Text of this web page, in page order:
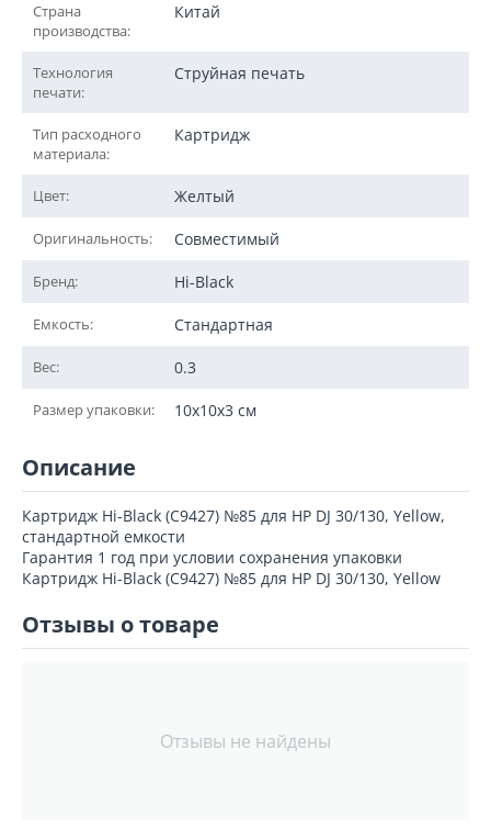
Страна
производства:
Китай
Технология
печати:
Струйная печать
Тип расходного
материала:
Картридж
Цвет: Желтый
Оригинальность: Совместимый
Бренд: Hi-Black
Емкость: Стандартная
Вес: 0.3
Размер упаковки: 10x10x3 см
Описание
Картридж Hi-Black (C9427) №85 для HP DJ 30/130, Yellow,
стандартной емкости
Гарантия 1 год при условии сохранения упаковки
Картридж Hi-Black (C9427) №85 для HP DJ 30/130, Yellow
Отзывы о товаре
Отзывы не найдены